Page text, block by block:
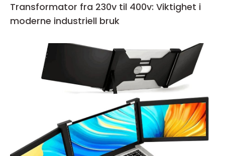
Transformator fra 230v til 400v: Viktighet i
moderne industriell bruk